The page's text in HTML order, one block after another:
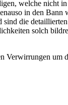
welche nicht
in den Bann
die
solch
Verwirrungen um